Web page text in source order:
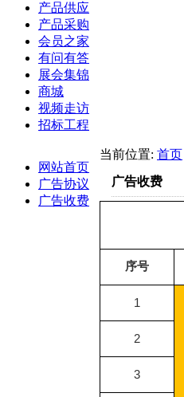
产品供应
产品采购
会员之家
有问有答
展会集锦
商城
视频走访
招标工程
网站首页
广告协议
广告收费
当前位置: 首页
广告收费
序号
1
2
3